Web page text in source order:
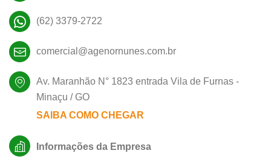
(62) 3379-2722
comercial@agenornunes.com.br
Av. Maranhão N° 1823 entrada Vila de Furnas -
Minaçu / GO
SAIBA COMO CHEGAR
Informações da Empresa